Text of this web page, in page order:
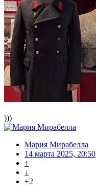
)))
Мария Мирабелла
14 марта 2025, 20:50
↑
↓
+2